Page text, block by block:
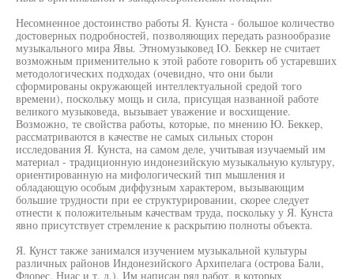
Несомненное достоинство работы Я. Кунста - большое количество
достоверных подробностей, позволяющих передать разнообразие
музыкального мира Явы. Этномузыковед IO. Беккер не считает
возможным применительно к этой работе говорить об устаревших
методологических подходах (очевидно, что они были
сформированы окружающей интеллектуальной средой того
времени), поскольку мощь и сила, присущая названной работе
великого музыковеда, вызывает уважение и восхищение.
Возможно, те свойства работы, которые, по мнению Ю. Беккер,
рассматриваются в качестве не самых сильных сторон
исследования Я. Кунста, на самом деле, учитывая изучаемый им
материал - традиционную индонезийскую музыкальную культуру,
ориентированную на мифологический тип мышления и
обладающую особым диффузным характером, вызывающим
большие трудности при ее структурировании, скорее следует
отнести к положительным качествам труда, поскольку у Я. Кунста
явно присутствует стремление к раскрытию полноты объекта.
Я. Кунст также занимался изучением музыкальной культуры
различных районов Индонезийского Архипелага (острова Бали,
Флорес, Ниас и т. д.). Им написан ряд работ, в которых